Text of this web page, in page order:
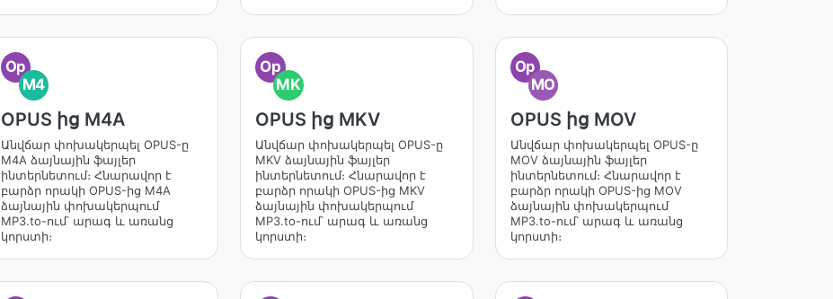
Op
M4
OPUS ից M4A
Անվճար փոխակերպել OPUS-ը
M4A ձայնային ֆայլեր
ինտերնետում։ Հնարավոր է
բարձր որակի OPUS-ից M4A
ձայնային փոխակերպում
MP3.to-ում՝ արագ և առանց
կորստի։
Op
MK
OPUS ից MKV
Անվճար փոխակերպել OPUS-ը
MKV ձայնային ֆայլեր
ինտերնետում։ Հնարավոր է
բարձր որակի OPUS-ից MKV
ձայնային փոխակերպում
MP3.to-ում՝ արագ և առանց
կորստի։
Op
MO
OPUS ից MOV
Անվճար փոխակերպել OPUS-ը
MOV ձայնային ֆայլեր
ինտերնետում։ Հնարավոր է
բարձր որակի OPUS-ից MOV
ձայնային փոխակերպում
MP3.to-ում՝ արագ և առանց
կորստի։